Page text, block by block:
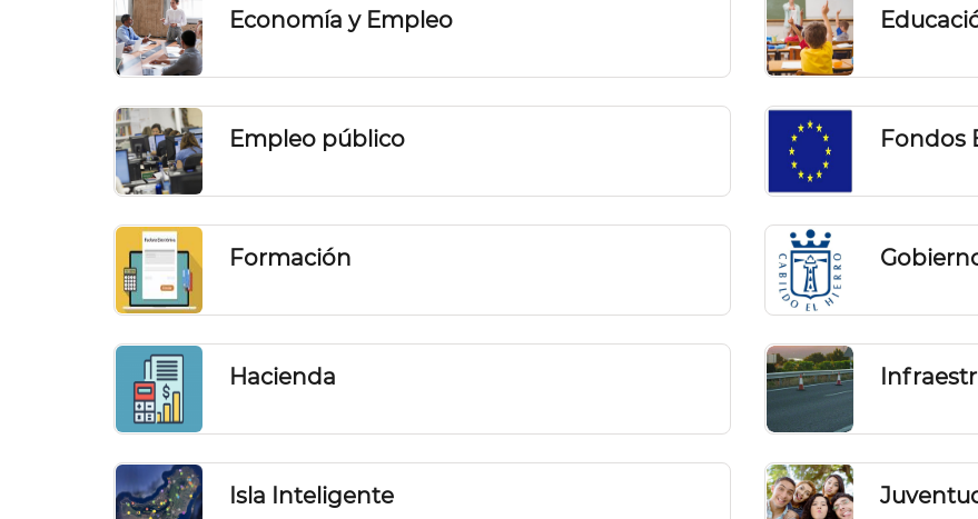
Economía y Empleo
Empleo público Fondos
Formación
Hacienda
Isla Inteligente